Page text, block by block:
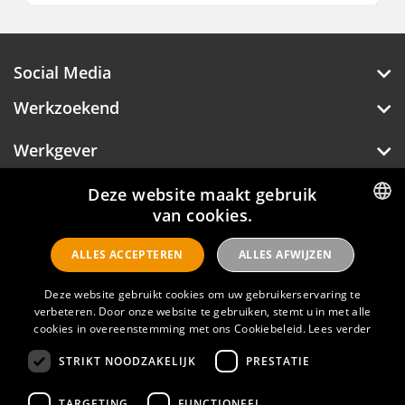
Social Media
Werkzoekend
Werkgever
Over Hotelprofessionals
Hotelprofessionals
FAQ
Privacyverklaring
Contact
DUTCH
ENGLISH
Deze website maakt gebruik
van cookies.
Deze website gebruikt cookies om uw gebruikerservaring te
verbeteren. Door onze website te gebruiken, stemt u in met alle
cookies in overeenstemming met ons Cookiebeleid. Lees verder
STRIKT NOODZAKELIJK PRESTATIE
ALLES ACCEPTEREN ALLES AFWIJZEN